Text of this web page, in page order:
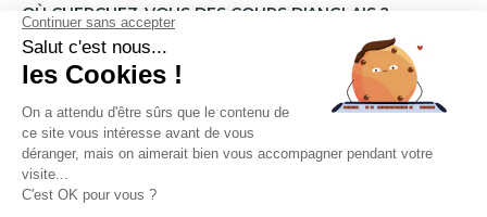
OÙ CHERCHEZ-VOUS DES COURS D'ANGLAIS ?
ParisMarseilleLille Grenoble
Angers
NarbonneRouenAix-en-Provence Montpellier
Lyon
ToulouseNiceRennesNantesBrignais
Brest